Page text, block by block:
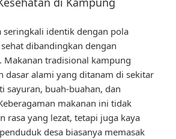
seringkali identik dengan pola
dibandingkan dengan
Makanan tradisional kampung
dasar alami yang ditanam di sekitar
sayuran, buah-buahan, dan
makanan ini tidak
rasa yang lezat, tetapi juga kaya
desa biasanya memasak